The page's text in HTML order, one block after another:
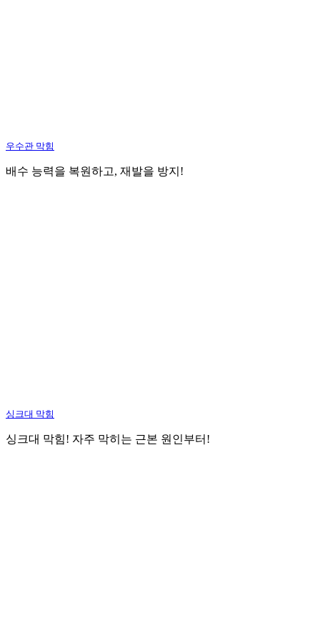
우수관 막힘
배수 능력을 복원하고, 재발을 방지!
싱크대 막힘
싱크대 막힘! 자주 막히는 근본 원인부터!